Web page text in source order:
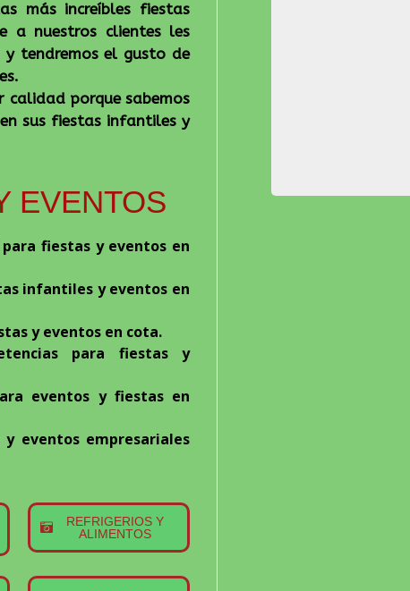
más increíbles fiestas
a nuestros clientes les
tendremos el gusto de
calidad porque sabemos
sus fiestas infantiles y
EVENTOS
fiestas y eventos en
infantiles y eventos en
y eventos en cota.
para fiestas y
eventos y fiestas en
eventos empresariales
REFRIGERIOS Y
ALIMENTOS